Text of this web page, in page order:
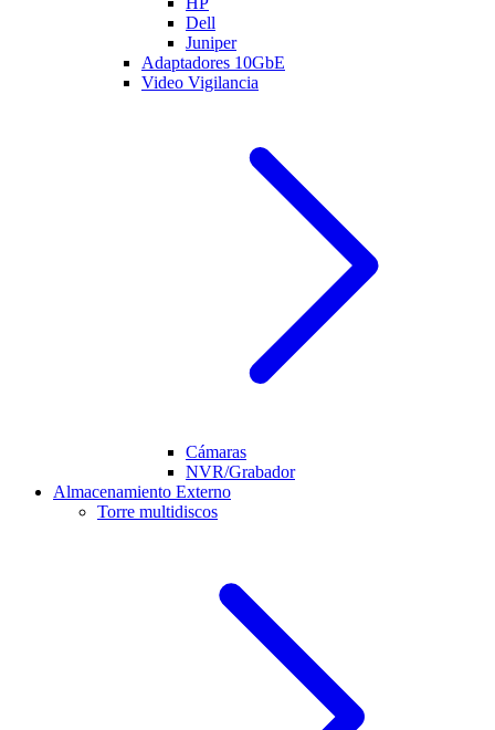
Dell
Juniper
Adaptadores 10GbE
Video Vigilancia
Cámaras
NVR/Grabador
Almacenamiento Externo
Torre multidiscos